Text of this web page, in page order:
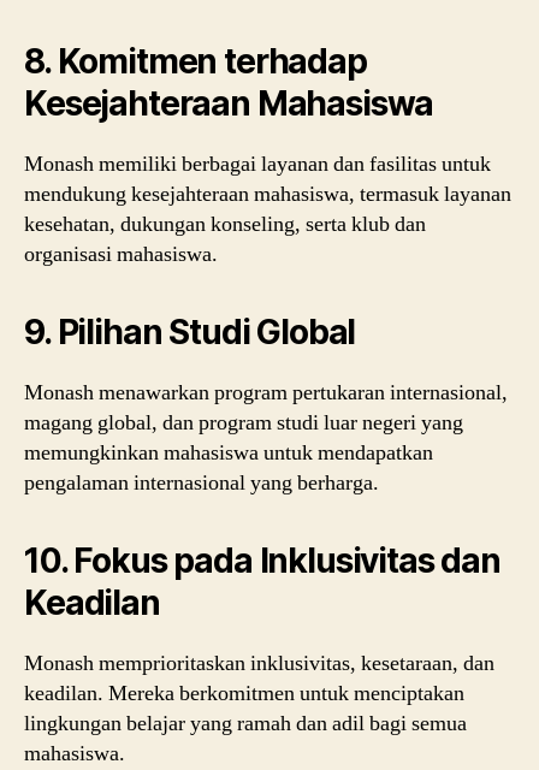
8. Komitmen terhadap
Kesejahteraan Mahasiswa
Monash memiliki berbagai layanan dan fasilitas untuk
mendukung kesejahteraan mahasiswa, termasuk layanan
kesehatan, dukungan konseling, serta klub dan
organisasi mahasiswa.
9. Pilihan Studi Global
Monash menawarkan program pertukaran internasional,
magang global, dan program studi luar negeri yang
memungkinkan mahasiswa untuk mendapatkan
pengalaman internasional yang berharga.
10. Fokus pada Inklusivitas dan
Keadilan
Monash memprioritaskan inklusivitas, kesetaraan, dan
keadilan. Mereka berkomitmen untuk menciptakan
lingkungan belajar yang ramah dan adil bagi semua
mahasiswa.